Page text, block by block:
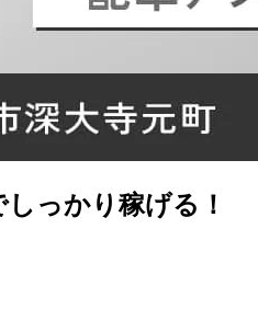
っかり稼げる！